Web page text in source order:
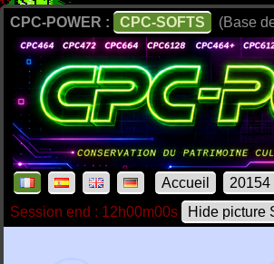
CPC-POWER : CPC-SOFTS (Base
Accueil 20154
Session end : 12h00m00s
Hide picture